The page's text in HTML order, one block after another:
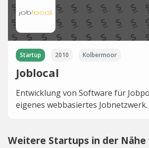
Startup 2010 Kolbermoor
Joblocal
Entwicklung von Software für
eigenes webbasiertes Jobnetzwerk.
Weitere Startups in der Nähe